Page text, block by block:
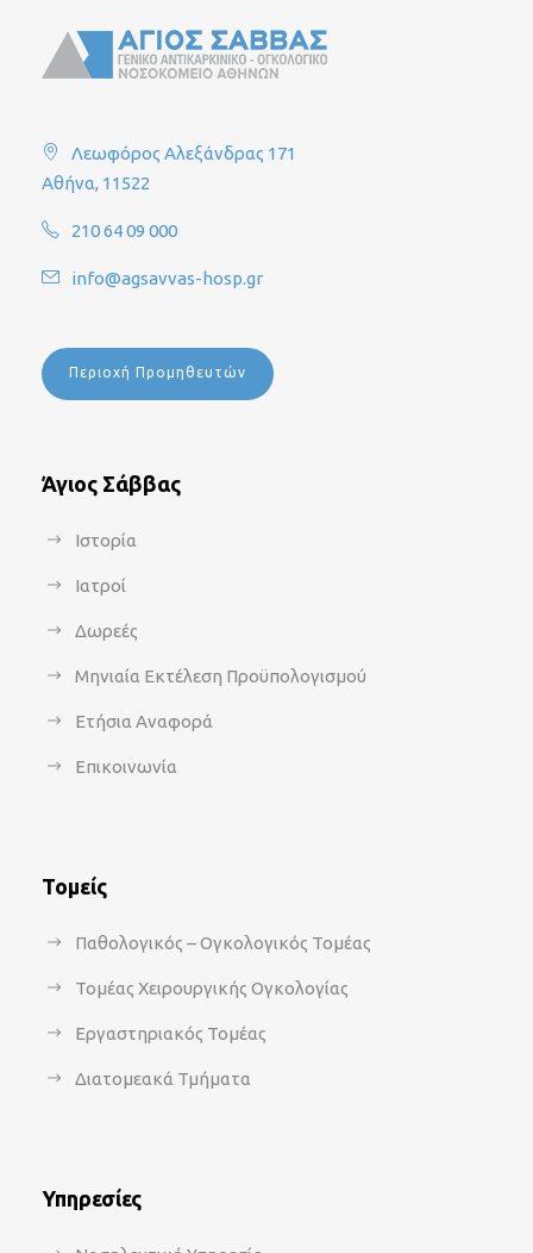
Λεωφόρος Αλεξάνδρας 171
Αθήνα, 11522
210 64 09 000
info@agsavvas-hosp.gr
Περιοχή Προμηθευτών
Άγιος Σάββας
Ιστορία
Ιατροί
Δωρεές
Μηνιαία Εκτέλεση Προϋπολογισμού
Ετήσια Αναφορά
Επικοινωνία
Τομείς
Παθολογικός – Ογκολογικός Τομέας
Τομέας Χειρουργικής Ογκολογίας
Εργαστηριακός Τομέας
Διατομεακά Τμήματα
Υπηρεσίες